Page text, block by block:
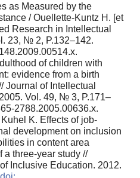
as Measured by the
/ Ouellette-Kuntz H. [et
Research in Intellectual
23, № 2, P.132–142.
of children with
evidence from a birth
Journal of Intellectual
Vol. 49, № 3, P.171–
2788.2005.00636.x.
K. Effects of job-
development on inclusion
in content area
a three-year study //
Inclusive Education. 2012.